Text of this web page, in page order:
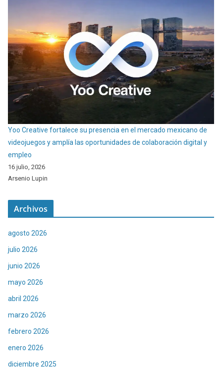
Yoo Creative fortalece su presencia en el mercado mexicano de
videojuegos y amplía las oportunidades de colaboración digital y
empleo
16 julio, 2026
Arsenio Lupin
Archivos
agosto 2026
julio 2026
junio 2026
mayo 2026
abril 2026
marzo 2026
febrero 2026
enero 2026
diciembre 2025